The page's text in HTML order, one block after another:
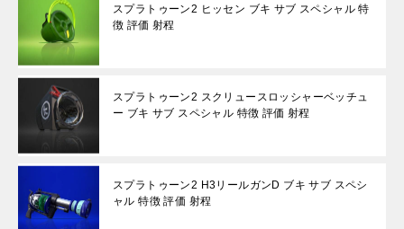
スプラトゥーン2 ヒッセン ブキ サブ スペシャル 特
徴 評価 射程
スプラトゥーン2 スクリュースロッシャーベッチュ
ー ブキ サブ スペシャル 特徴 評価 射程
スプラトゥーン2 H3リールガンD ブキ サブ スペシ
ャル 特徴 評価 射程